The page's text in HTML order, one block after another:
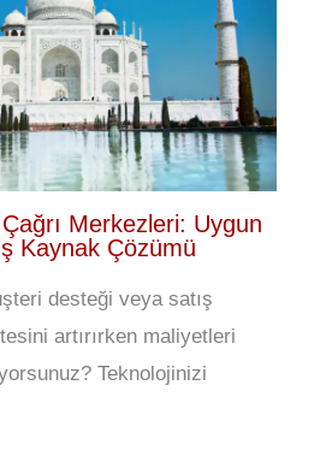
Merkezleri: Uygun
Kaynak Çözümü
desteği veya satış
artırırken maliyetleri
Teknolojinizi